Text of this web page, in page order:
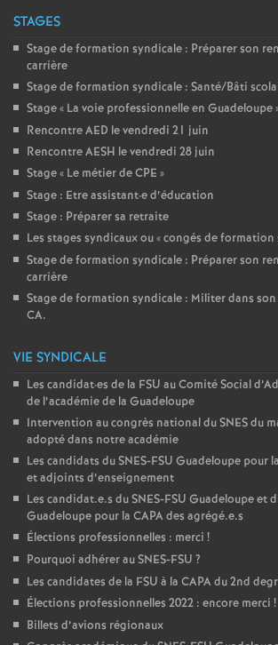
STAGES
Stage de formation syndicale : Préparer son
carrière
Stage de formation syndicale : Santé/Bâti
Stage « La voie professionnelle en Guadeloupe
Rencontre AED le vendredi 21 juin
Rencontre AESH le vendredi 28 juin
Stage « Le métier de CPE »
Stage : Etre assistant·e d’éducation
Stage : Préparer sa retraite
Les stages syndicaux ou «congés de formation
Stage de formation syndicale : Préparer son
carrière
Stage de formation syndicale : Militer dans
CA.
VIE SYNDICALE
Les candidat·es de la FSU au Comité Social
de l’académie de la Guadeloupe
Intervention au congrès national du SNES du
adopté dans notre académie
Les candidats du SNES-FSU Guadeloupe pour
et adjoints d’enseignement
Les candidat.e.s du SNES-FSU Guadeloupe et
Guadeloupe pour la CAPA des agrégé.e.s
Élections professionnelles : merci !
Pourquoi adhérer au SNES-FSU ?
Les candidates de la FSU à la CAPA du 2nd
Élections professionnelles 2022 : encore merci !
Billets d’avions régionaux